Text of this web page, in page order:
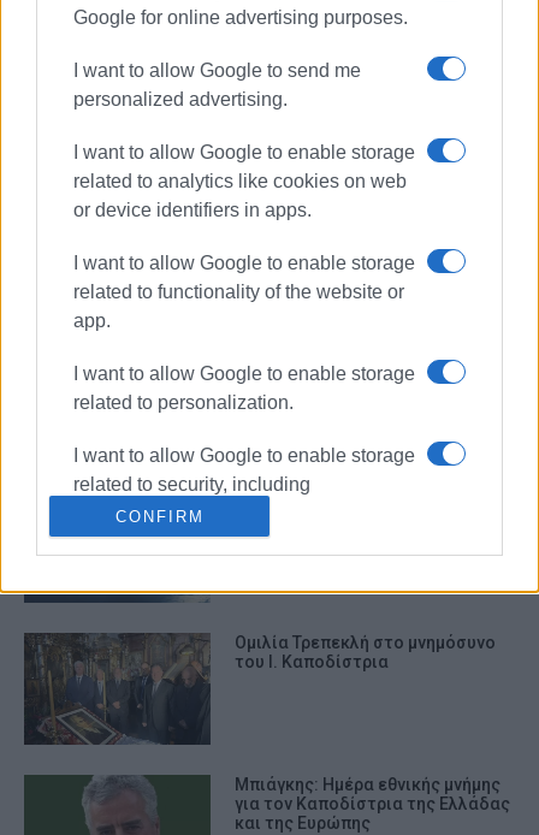
Google for online advertising purposes.
I want to allow Google to send me
personalized advertising.
I want to allow Google to enable storage
related to analytics like cookies on web
or device identifiers in apps.
I want to allow Google to enable storage
related to functionality of the website or
app.
I want to allow Google to enable storage
related to personalization.
I want to allow Google to enable storage
related to security, including
authentication functionality and fraud
prevention, and other user protection.
CONFIRM
πτήσεις εξωτερικού απευθείας
ΣΧΕΤΙΚA AΡΘΡΑ
Αδυναμία προσγείωσης στην
Aegean επέστρεψε στην Αθήνα
λόγω κακοκαιρίας
AEGEAN/Olympic Air: Δυνατότητα
αλλαγής ή ακύρωσης εισιτηρίου
λόγω πιθανής απεργίας Ελεγκτών
Πτήσεις AEGEAN και OLYMPIC AIR:
Πέμπτη 28 Αυγούστου
Ομιλία Τρεπεκλή στο μνημόσυνο
του Ι. Καποδίστρια
Μπιάγκης: Ημέρα εθνικής μνήμης
για τον Καποδίστρια της Ελλάδας
και της Ευρώπης